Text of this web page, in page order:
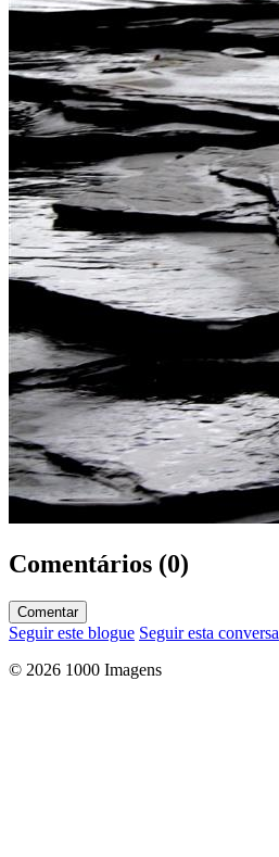
Comentários (0)
Comentar
Seguir este blogue Seguir esta conversa
© 2026 1000 Imagens